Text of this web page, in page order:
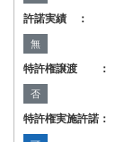
許諾実績 ：
無
特許権譲渡 ：
否
特許権実施許諾：